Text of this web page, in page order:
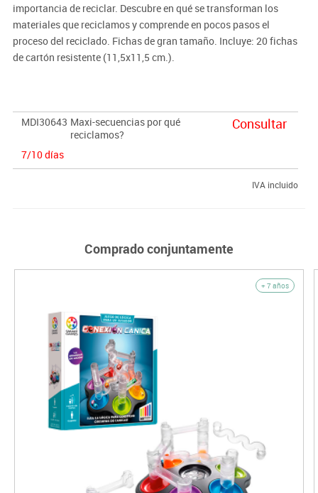
importancia de reciclar. Descubre en qué se transforman los
materiales que reciclamos y comprende en pocos pasos el
proceso del reciclado. Fichas de gran tamaño. Incluye: 20 fichas
de cartón resistente (11,5x11,5 cm.).
MDI30643 Maxi-secuencias por qué
reciclamos?
7/10 días
Consultar
IVA incluido
Comprado conjuntamente
+ 7 años